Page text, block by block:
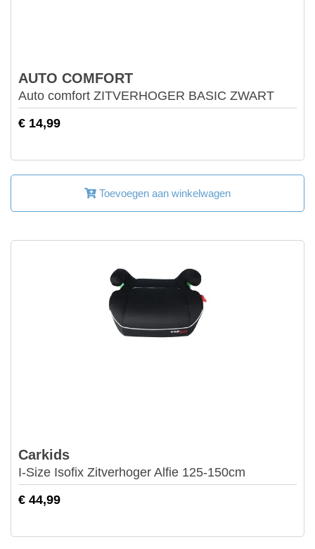
AUTO COMFORT
Auto comfort ZITVERHOGER BASIC ZWART
€ 14,99
Toevoegen aan winkelwagen
Carkids
I-Size Isofix Zitverhoger Alfie 125-150cm
€ 44,99